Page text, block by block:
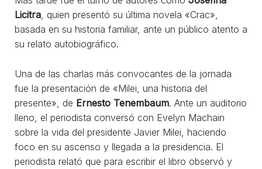
Licitra , quien presentó su última novela «Crac»,
basada en su historia familiar, ante un público atento a
su relato autobiográfico.
Una de las charlas más convocantes de la jornada
fue la presentación de «Milei, una historia del
presente», de Ernesto Tenembaum. Ante un auditorio
lleno, el periodista conversó con Evelyn Machain
sobre la vida del presidente Javier Milei, haciendo
foco en su ascenso y llegada a la presidencia. El
periodista relató que para escribir el libro observó y